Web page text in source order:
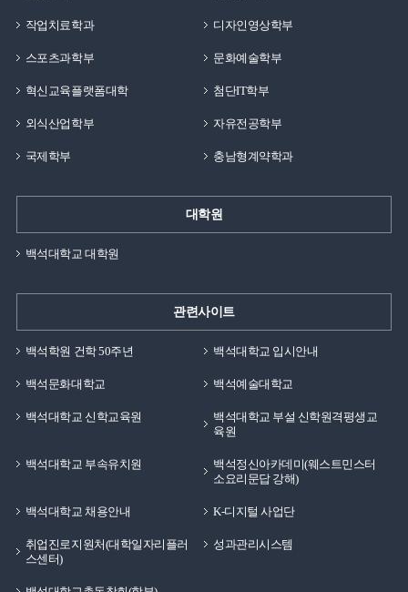
작업치료학과 디자인영상학부
스포츠과학부 문화예술학부
혁신교육플랫폼대학 첨단IT학부
외식산업학부 자유전공학부
국제학부 충남형계약학과
대학원
백석대학교 대학원
관련사이트
백석학원 건학 50주년 백석대학교 입시안내
백석문화대학교 백석예술대학교
백석대학교 신학교육원
백석대학교 부설 신학원격평생교
육원
백석대학교 부속유치원
백석정신아카데미(웨스트민스터
소요리문답 강해)
백석대학교 채용안내 K-디지털 사업단
취업진로지원처(대학일자리플러
스센터)
성과관리시스템